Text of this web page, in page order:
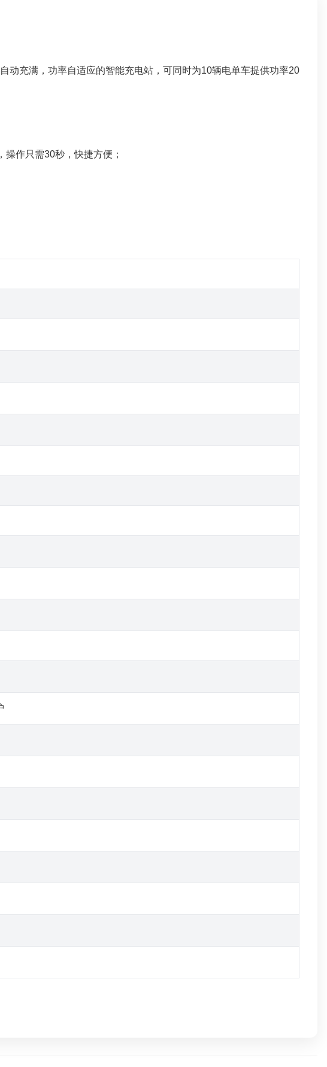
动充满，功率自适应的智能充电站，可同时为10辆电单车提供功率20
作只需30秒，快捷方便；